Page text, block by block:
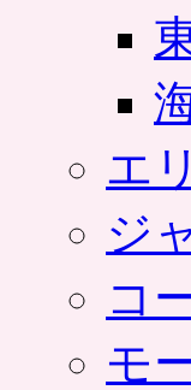
エ
ジ
コ
モ